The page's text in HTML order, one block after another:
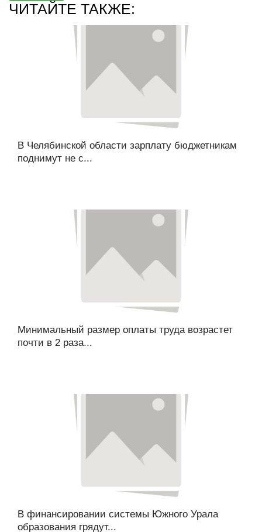
ЧИТАЙТЕ ТАКЖЕ:
В Челябинской области зарплату бюджетникам
поднимут не с...
Минимальный размер оплаты труда возрастет
почти в 2 раза...
В финансировании системы Южного Урала
образования грядут...